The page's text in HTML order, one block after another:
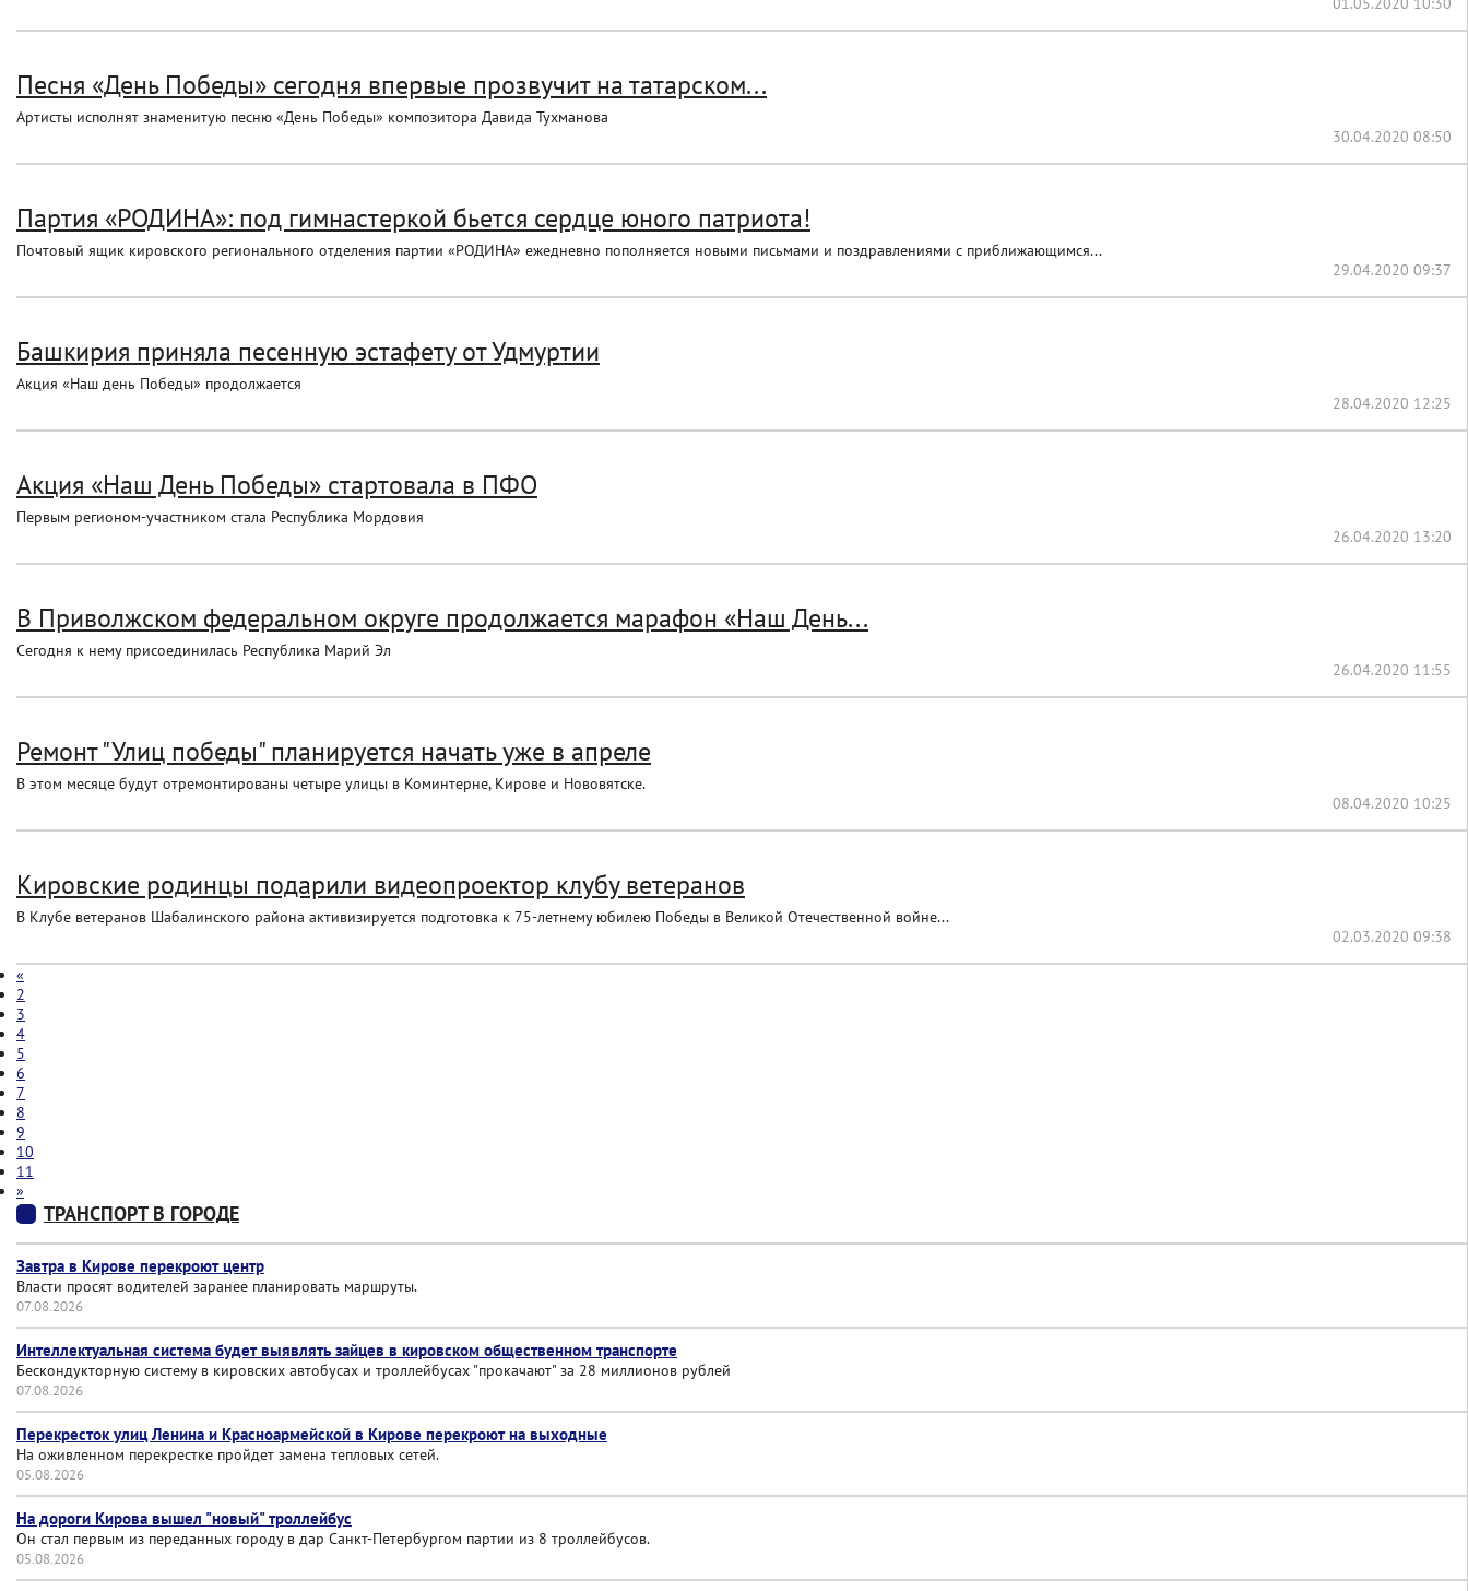
Песня «День Победы» сегодня впервые прозвучит на татарском...
Артисты исполнят знаменитую песню «День Победы» композитора Давида Тухманова
30.04.2020 08:50
Партия «РОДИНА»: под гимнастеркой бьется сердце юного патриота!
Почтовый ящик кировского регионального отделения партии «РОДИНА» ежедневно пополняется новыми письмами и поздравлениями с приближающимся...
29.04.2020 09:37
Башкирия приняла песенную эстафету от Удмуртии
Акция «Наш день Победы» продолжается
28.04.2020 12:25
Акция «Наш День Победы» стартовала в ПФО
Первым регионом-участником стала Республика Мордовия
26.04.2020 13:20
В Приволжском федеральном округе продолжается марафон «Наш День...
Сегодня к нему присоединилась Республика Марий Эл
26.04.2020 11:55
Ремонт "Улиц победы" планируется начать уже в апреле
В этом месяце будут отремонтированы четыре улицы в Коминтерне, Кирове и Нововятске.
08.04.2020 10:25
Кировские родинцы подарили видеопроектор клубу ветеранов
В Клубе ветеранов Шабалинского района активизируется подготовка к 75-летнему юбилею Победы в Великой Отечественной войне...
02.03.2020 09:38
«
2
3
4
5
6
7
8
9
10
11
»
ТРАНСПОРТ В ГОРОДЕ
Завтра в Кирове перекроют центр
Власти просят водителей заранее планировать маршруты.
07.08.2026
Интеллектуальная система будет выявлять зайцев в кировском общественном транспорте
Бескондукторную систему в кировских автобусах и троллейбусах "прокачают" за 28 миллионов рублей
07.08.2026
Перекресток улиц Ленина и Красноармейской в Кирове перекроют на выходные
На оживленном перекрестке пройдет замена тепловых сетей.
05.08.2026
На дороги Кирова вышел "новый" троллейбус
Он стал первым из переданных городу в дар Санкт-Петербургом партии из 8 троллейбусов.
05.08.2026